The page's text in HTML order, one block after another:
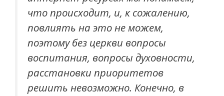
что происходит, и, к сожалению,
повлиять на это не можем,
поэтому без церкви вопросы
воспитания, вопросы духовности,
расстановки приоритетов
решить невозможно. Конечно, в